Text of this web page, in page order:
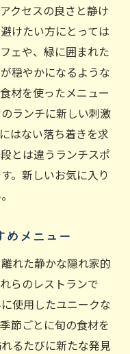
スポットの魅力
の一人ランチ体験
しむ
理の魅力
る郷土料理
特別なランチ
の秘密
チ体験
クセスの良さと静け
けたい方にとっては
ェや、緑に囲まれた
穏やかになるような
材を使ったメニュー
ランチに新しい刺激
はない落ち着きを求
とは違うランチスポ
。新しいお気に入り
めメニュー
れた静かな隠れ家的
らのレストランで
使用したユニークな
節ごとに旬の食材を
るたびに新たな発見